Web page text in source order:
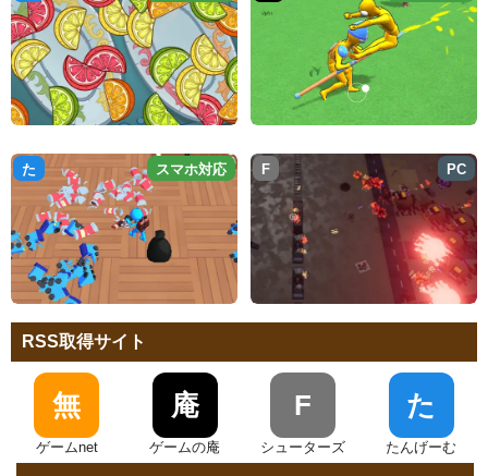
た スマホ対応 F PC
RSS取得サイト
無
ゲームnet
庵
ゲームの庵
F
シューターズ
た
たんげーむ